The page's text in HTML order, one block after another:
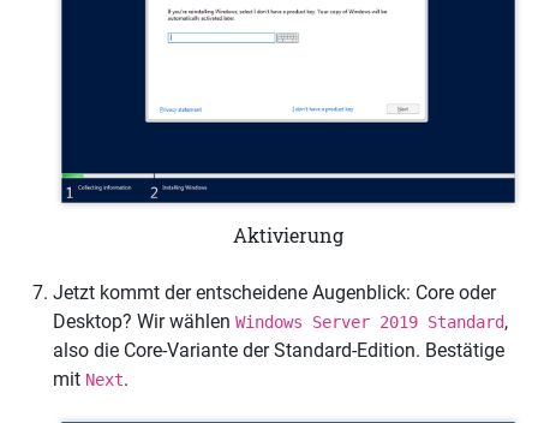
Aktivierung
Jetzt kommt der entscheidene Augenblick: Core oder
Desktop? Wir wählen Windows Server 2019 Standard,
also die Core-Variante der Standard-Edition. Bestätige
mit Next.